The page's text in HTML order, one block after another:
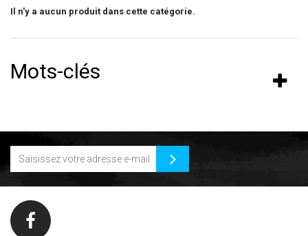
Il n'y a aucun produit dans cette catégorie.
Mots-clés